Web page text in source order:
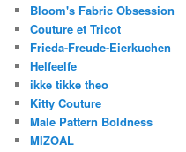
Bloom's Fabric Obsession
Couture et Tricot
Frieda-Freude-Eierkuchen
Helfeelfe
ikke tikke theo
Kitty Couture
Male Pattern Boldness
MIZOAL